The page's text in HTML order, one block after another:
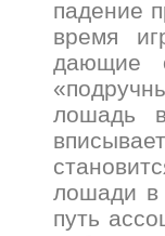
падение
время
дающие
лошадь
лошади в
путь